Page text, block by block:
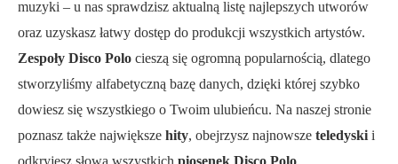
muzyki – u nas sprawdzisz aktualną listę najlepszych utworów
oraz uzyskasz łatwy dostęp do produkcji wszystkich artystów.
Zespoły Disco Polo cieszą się ogromną popularnością, dlatego
stworzyliśmy alfabetyczną bazę danych, dzięki której szybko
dowiesz się wszystkiego o Twoim ulubieńcu. Na naszej stronie
poznasz także największe hity, obejrzysz najnowsze teledyskii